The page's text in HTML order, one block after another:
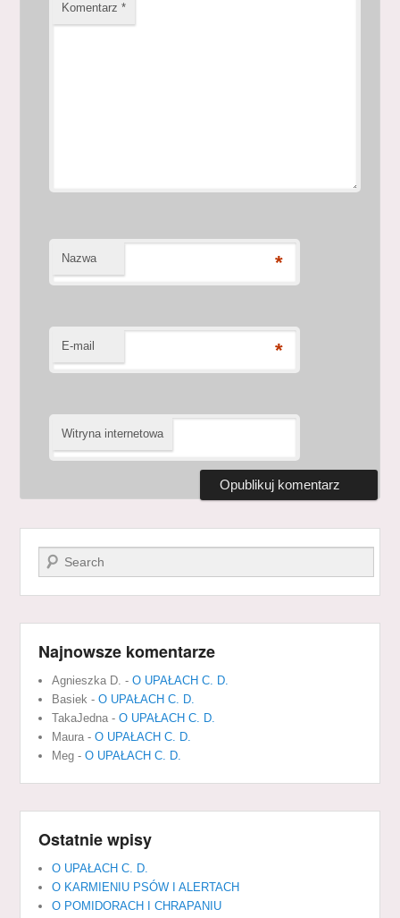
Komentarz*
Nazwa *
E-mail *
Witryna internetowa
Szukaj
Najnowsze komentarze
Agnieszka D. -O UPAŁACH C. D.
Basiek -O UPAŁACH C. D.
TakaJedna -O UPAŁACH C. D.
Maura -O UPAŁACH C. D.
Meg -O UPAŁACH C. D.
Ostatnie wpisy
O UPAŁACH C. D.
O KARMIENIU PSÓW I ALERTACH
O POMIDORACH I CHRAPANIU